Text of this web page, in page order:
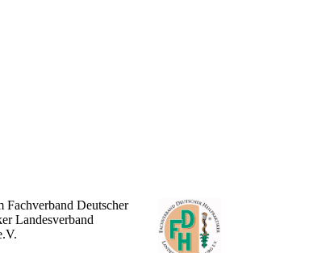
Fachverband Deutscher
Landesverband